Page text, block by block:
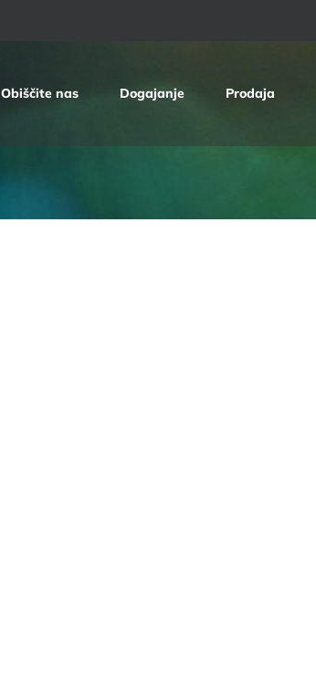
Obiščite nas Dogajanje Prodaja